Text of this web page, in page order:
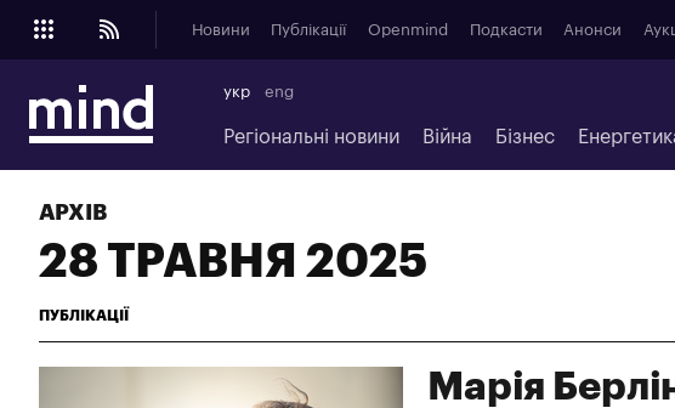
Новини Публікації Openmind Подкасти Анонси
укр eng
Регіональні новини Війна Бізнес
АРХІВ
28 ТРАВНЯ 2025
ПУБЛІКАЦІЇ
Марія